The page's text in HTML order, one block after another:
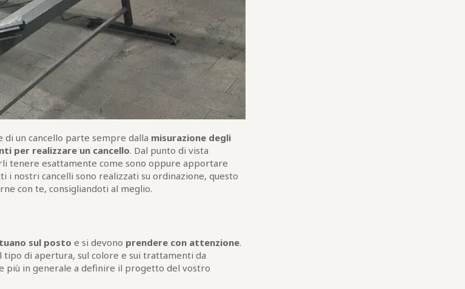
di un cancello parte sempre dalla misurazione degli
per realizzare un cancello. Dal punto di vista
tenere esattamente come sono oppure apportare
i nostri cancelli sono realizzati su ordinazione, questo
con te, consigliandoti al meglio.
sul posto e si devono prendere con attenzione.
tipo di apertura, sul colore e sui trattamenti da
più in generale a definire il progetto del vostro